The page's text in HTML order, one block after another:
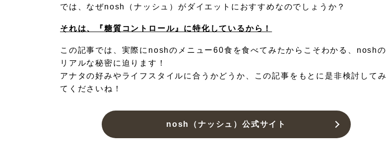
では、なぜnosh（ナッシュ）がダイエットにおすすめなのでしょうか？
それは、『糖質コントロール』に特化しているから！
この記事では、実際にnoshのメニュー60食を食べてみたからこそわかる、noshの
リアルな秘密に迫ります！
アナタの好みやライフスタイルに合うかどうか、この記事をもとに是非検討してみ
てくださいね！
nosh（ナッシュ）公式サイト